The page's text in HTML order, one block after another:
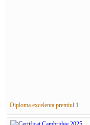
Diploma excelenta premiul 1